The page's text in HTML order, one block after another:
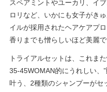
スペアミントやユーカリ、イ
ロリなど、いかにも女子がき
イルが採用されたヘアケアプ
香りまでも憎らしいほど美麗で
トライアルセットは、これま
35-45WOMAN的にうれしい、”
叶う、2種類のシャンプーがセ